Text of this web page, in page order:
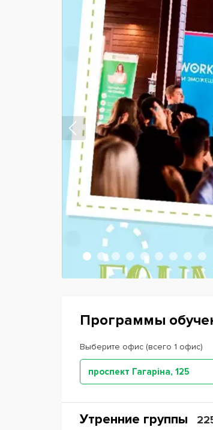
Программы
Выберите офис (всего 1 офис)
проспект Гагаріна, 125
Утренние группы